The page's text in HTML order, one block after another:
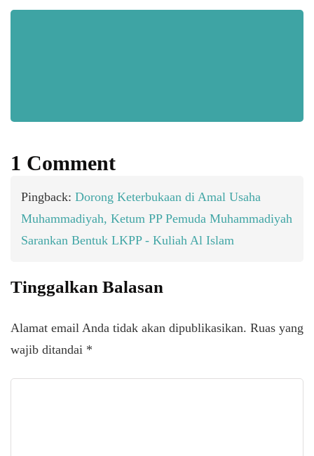
1 Comment
Pingback: Dorong Keterbukaan di Amal Usaha
Muhammadiyah, Ketum PP Pemuda Muhammadiyah
Sarankan Bentuk LKPP - Kuliah Al Islam
Tinggalkan Balasan
Alamat email Anda tidak akan dipublikasikan. Ruas yang
wajib ditandai *